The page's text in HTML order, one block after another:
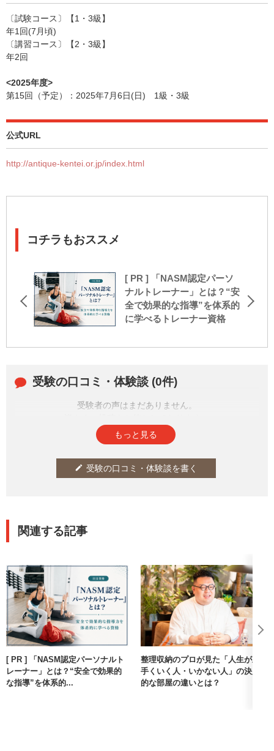
〔試験コース〕【1・3級】
年1回(7月頃)
〔講習コース〕【2・3級】
年2回
<2025年度>
第15回（予定）：2025年7月6日(日) 1級・3級
公式URL
http://antique-kentei.or.jp/index.html
コチラもおススメ
[ PR ] 「NASM認定パーソ
ナルトレーナー」とは？“安
全で効果的な指導”を体系的
に学べるトレーナー資格
受験の口コミ・体験談 (0件)
受験者の声はまだありません。
もっと見る
edit 受験の口コミ・体験談を書く
関連する記事
[ PR ] 「NASM認定パーソナルト
レーナー」とは？“安全で効果的
な指導”を体系的...
整理収納のプロが見た「人生が上
手くいく人・いかない人」の決定
的な部屋の違いとは？